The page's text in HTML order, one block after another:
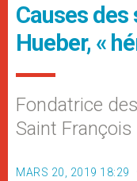
Causes
Hueber, «
Fondatrice
Saint François
MARS 20, 2019 18:29